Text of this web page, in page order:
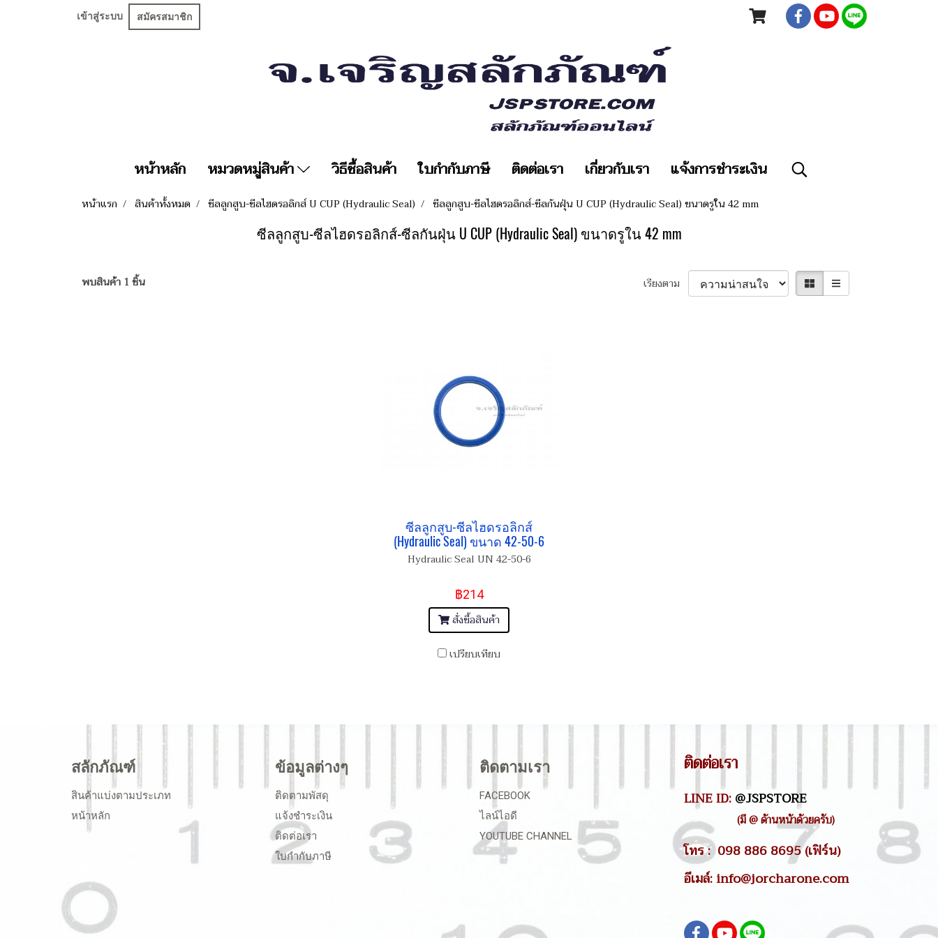
เข้าสู่ระบบ สมัครสมาชิก
หน้าหลัก หมวดหมู่สินค้า วิธีซื้อสินค้า ใบกำกับภาษี ติดต่อเรา เกี่ยวกับเรา แจ้งการชำระเงิน
หน้าแรก สินค้าทั้งหมด ซีลลูกสูบ-ซีลไฮดรอลิกส์ U CUP (Hydraulic Seal) ซีลลูกสูบ-ซีลไฮดรอลิกส์-ซีลกันฝุ่น U CUP (Hydraulic Seal) ขนาดรูใน 42 mm
ซีลลูกสูบ-ซีลไฮดรอลิกส์-ซีลกันฝุ่น U CUP (Hydraulic Seal) ขนาดรูใน 42 mm
พบสินค้า 1 ชิ้น เรียงตาม
ซีลลูกสูบ-ซีลไฮดรอลิกส์
(Hydraulic Seal) ขนาด 42-50-6
Hydraulic Seal UN 42-50-6
฿214
สั่งซื้อสินค้า
เปรียบเทียบ
สลักภัณฑ์
สินค้าแบ่งตามประเภท
หน้าหลัก
ข้อมูลต่างๆ
ติดตามพัสดุ
แจ้งชำระเงิน
ติดต่อเรา
ใบกำกับภาษี
ติดตามเรา
FACEBOOK
ไลน์ไอดี
YOUTUBE CHANNEL
ติดต่อเรา
LINE ID:@JSPSTORE
(มี @ ด้านหน้าด้วยครับ)
โทร : 098 886 8695 (เฟิร์น)
อีเมล์: info@jorcharone.com